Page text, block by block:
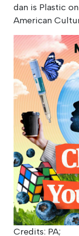
dan is Plastic
American
Credits: PA;